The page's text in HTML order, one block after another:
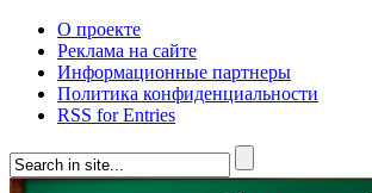
О проекте
Реклама на сайте
Информационные партнеры
Политика конфиденциальности
RSS for Entries